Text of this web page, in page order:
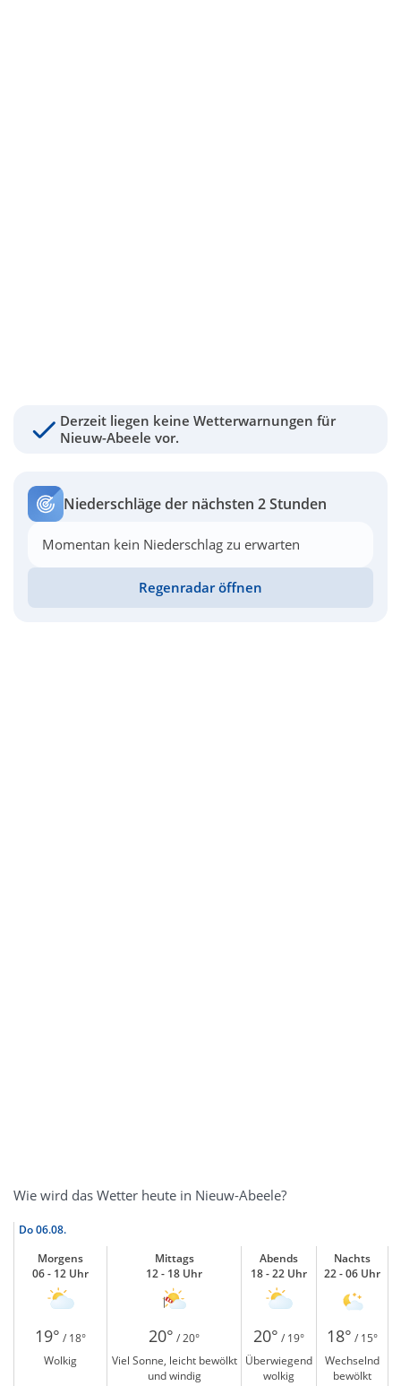
Derzeit liegen keine Wetterwarnungen für
Nieuw-Abeele vor.
Niederschläge der nächsten 2 Stunden
Momentan kein Niederschlag zu erwarten
Regenradar öffnen
Wie wird das Wetter heute in Nieuw-Abeele?
Do06.08.
Morgens
06 - 12 Uhr
Mittags
12 - 18 Uhr
Abends
18 - 22 Uhr
Nachts
22 - 06 Uhr
19° / 18° 20° / 20° 20° / 19° 18° / 15°
Wolkig
Viel Sonne, leicht bewölkt
und windig
Überwiegend
wolkig
Wechselnd
bewölkt